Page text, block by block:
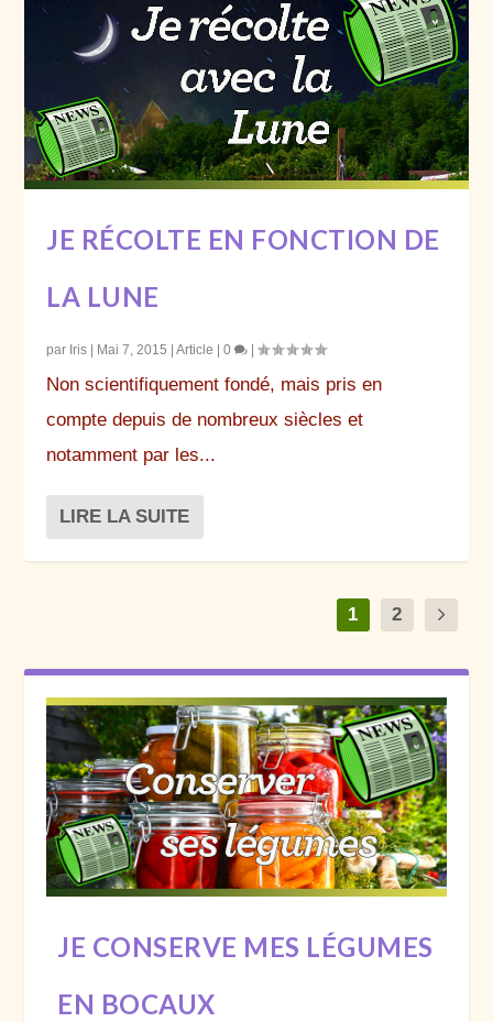
JE RÉCOLTE EN FONCTION DE
LA LUNE
par Iris | Mai 7, 2015 |Article |0 |
Non scientifiquement fondé, mais pris en
compte depuis de nombreux siècles et
notamment par les...
LIRE LA SUITE
1 2
JE CONSERVE MES LÉGUMES
EN BOCAUX